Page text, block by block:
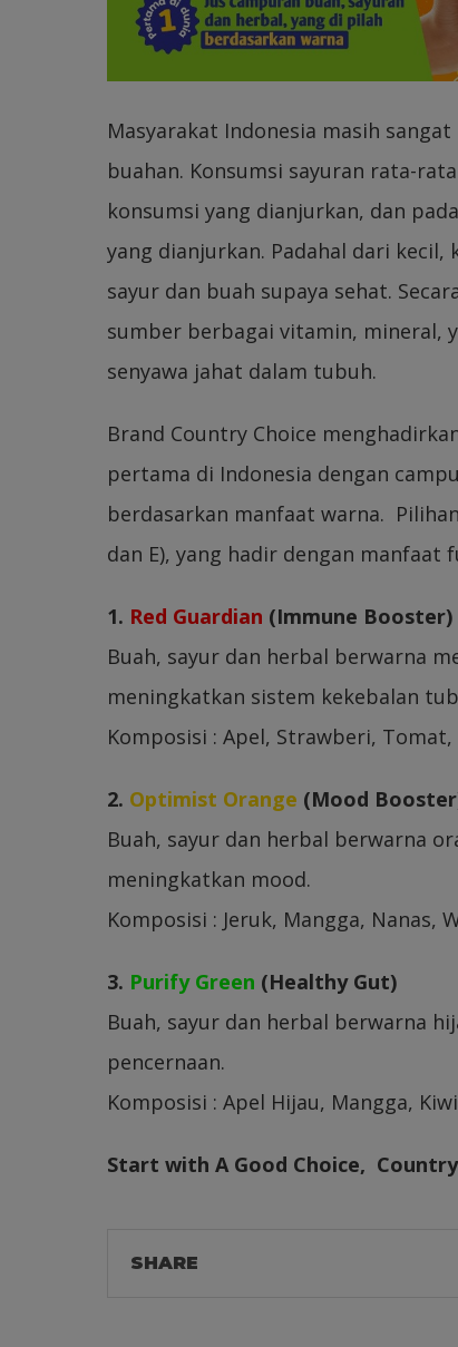
Masyarakat Indonesia masih
buahan. Konsumsi sayuran rata-
konsumsi yang dianjurkan, dan
yang dianjurkan. Padahal dari
sayur dan buah supaya sehat.
sumber berbagai vitamin, mineral,
senyawa jahat dalam tubuh.
Brand Country Choice
pertama di Indonesia dengan
berdasarkan manfaat warna.
dan E), yang hadir dengan manfaat
1. Red Guardian (Immune Booster)
Buah, sayur dan herbal berwarna
meningkatkan sistem kekebalan
Komposisi : Apel, Strawberi, Tomat,
2. Optimist Orange (Mood
Buah, sayur dan herbal berwarna
meningkatkan mood.
Komposisi : Jeruk, Mangga, Nanas,
3. Purify Green (Healthy Gut)
Buah, sayur dan herbal berwarna
pencernaan.
Komposisi : Apel Hijau, Mangga,
Start with A Good Choice, Country
SHARE